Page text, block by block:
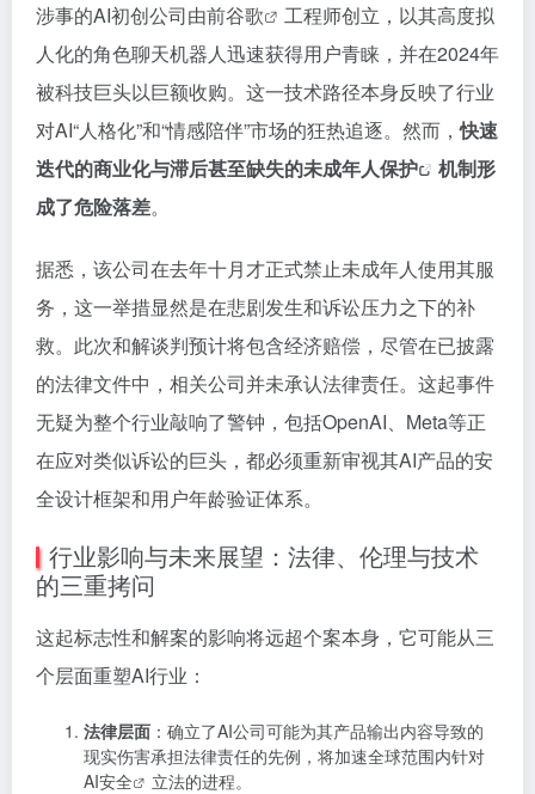
涉事的AI初创公司由前谷歌
工程师创立，以其高度拟
人化的角色聊天机器人迅速获得用户青睐，并在2024年
被科技巨头以巨额收购。这一技术路径本身反映了行业
对AI“人格化”和“情感陪伴”市场的狂热追逐。然而，快速
迭代的商业化与滞后甚至缺失的未成年人保护
机制形
成了危险落差。
据悉，该公司在去年十月才正式禁止未成年人使用其服
务，这一举措显然是在悲剧发生和诉讼压力之下的补
救。此次和解谈判预计将包含经济赔偿，尽管在已披露
的法律文件中，相关公司并未承认法律责任。这起事件
无疑为整个行业敲响了警钟，包括OpenAI、Meta等正
在应对类似诉讼的巨头，都必须重新审视其AI产品的安
全设计框架和用户年龄验证体系。
行业影响与未来展望：法律、伦理与技术
的三重拷问
这起标志性和解案的影响将远超个案本身，它可能从三
个层面重塑AI行业：
法律层面 ：确立了AI公司可能为其产品输出内容导致的
现实伤害承担法律责任的先例，将加速全球范围内针对
AI安全
立法的进程。